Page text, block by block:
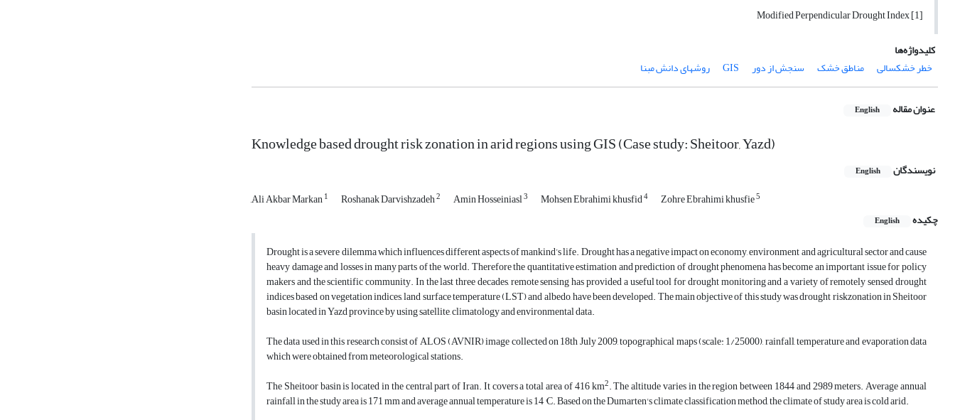
[1] Modified Perpendicular Drought Index
کلیدواژه‌ها
خطر خشکسالی
مناطق خشک سنجش از دور GIS روشهای دانش مبنا
عنوان مقاله English
Knowledge based drought risk zonation in arid regions using GIS (Case study: Sheitoor, Yazd)
نویسندگان English
َAli Akbar Markan1 Roshanak Darvishzadeh2 Amin Hosseiniasl3 Mohsen Ebrahimi khusfid4 Zohre Ebrahimi khusfie5
چکیده English
Drought is a severe dilemma which influences different aspects of mankind’s life. Drought has a negative impact on economy, environment and agricultural sector and cause
heavy damage and losses in many parts of the world. Therefore the quantitative estimation and prediction of drought phenomena has become an important issue for policy
makers and the scientific community. In the last three decades, remote sensing has provided a useful tool for drought monitoring and a variety of remotely sensed drought
indices based on vegetation indices, land surface temperature (LST) and albedo, have been developed. The main objective of this study was drought riskzonation in Sheitoor
basin located in Yazd province by using satellite, climatology and environmental data.
The data used in this research consist of ALOS (AVNIR) image collected on 18th July 2009, topographical maps (scale: 1/25000), rainfall, temperature and evaporation data
which were obtained from meteorological stations.
The Sheitoor basin is located in the central part of Iran. It covers a total area of 416 km2. The altitude varies in the region between 1844 and 2989 meters. Average annual
rainfall in the study area is 171 mm and average annual temperature is 14 °C. Based on the Dumarten's climate classification method, the climate of study area is cold arid.